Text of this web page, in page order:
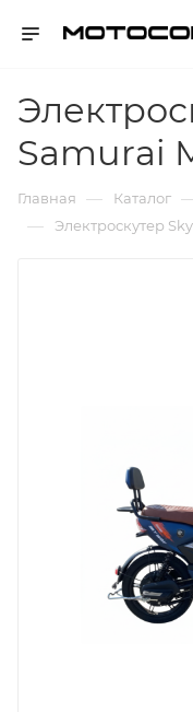
Samurai
Главная — Каталог
— Электроскутер